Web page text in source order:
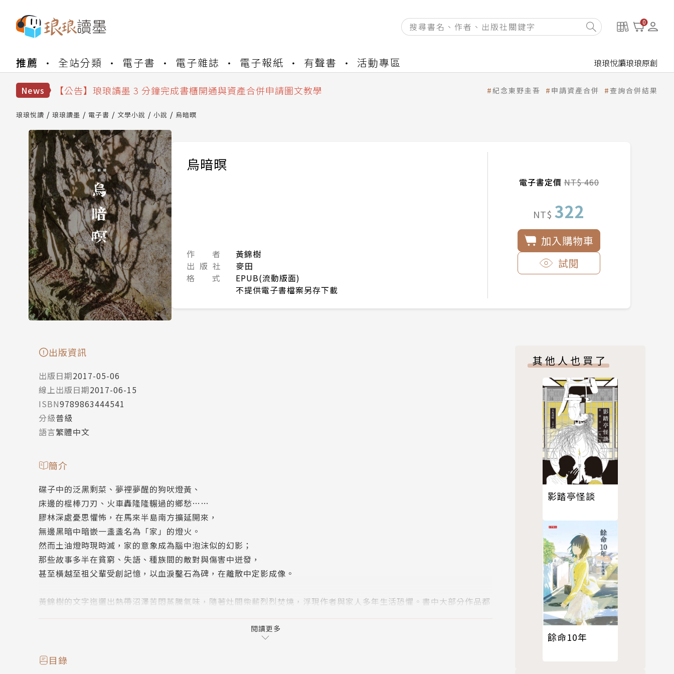
0
推薦 全站分類 電子書 電子雜誌 電子報紙 有聲書 活動專區 琅琅悅讀琅琅原創
News
【公告】琅琅讀墨數位閱讀資產合併與書櫃開通申請
【公告】琅琅讀墨 3 分鐘完成書櫃開通與資產合併申請圖文教學
【公告】琅琅讀墨數位閱讀資產合併與書櫃開通申請
紀念東野圭吾 申請資產合併 查詢合併結果
琅琅悅讀 琅琅讀墨 電子書 文學小說 小說 烏暗暝
烏暗暝
作 者
黃錦樹
出 版 社
麥田
格 式
EPUB(流動版面)
不提供電子書檔案另存下載
電子書定價NT$ 460
NT$ 322
加入購物車
試閱
出版資訊
出版日期2017-05-06
線上出版日期2017-06-15
ISBN9789863444541
分級普級
語言繁體中文
簡介
碟子中的泛黑剩菜、夢裡夢醒的狗吠燈黃、
床邊的棍棒刀刃、火車轟隆隆輾過的鄉愁……
膠林深處憂思懼怖，在馬來半島南方擴延開來，
無邊黑暗中暗嵌一盞盞名為「家」的燈火。
然而土油燈時現時滅，家的意象成為腦中泡沫似的幻影；
那些故事多半在貧窮、失語、種族間的敵對與傷害中迸發，
甚至橫越至祖父輩受創記憶，以血淚鑿石為碑，在離散中定影成像。
黃錦樹的文字迤邐出熱帶沼澤苦悶蒸騰氣味，隨著灶間柴薪烈烈焚燒，浮現作者與家人多年生活恐懼。書中大部分作品都
的威脅。細節處隱喻政治符碼，黃錦樹以多重意象和繁複技巧書寫移民者外在顛簸、內在流離的艱辛處境，並一再深情回
眸凝視，「車過密林，他那浸染著霧水的目光追逐著一盞盞，守夜的微明燈火。」原來心底往復剝離又重建的原鄉，一直
藏匿在林蔭深處，未曾淡去。
閱讀更多
目錄
其他人也買了
影踏亭怪談
餘命10年